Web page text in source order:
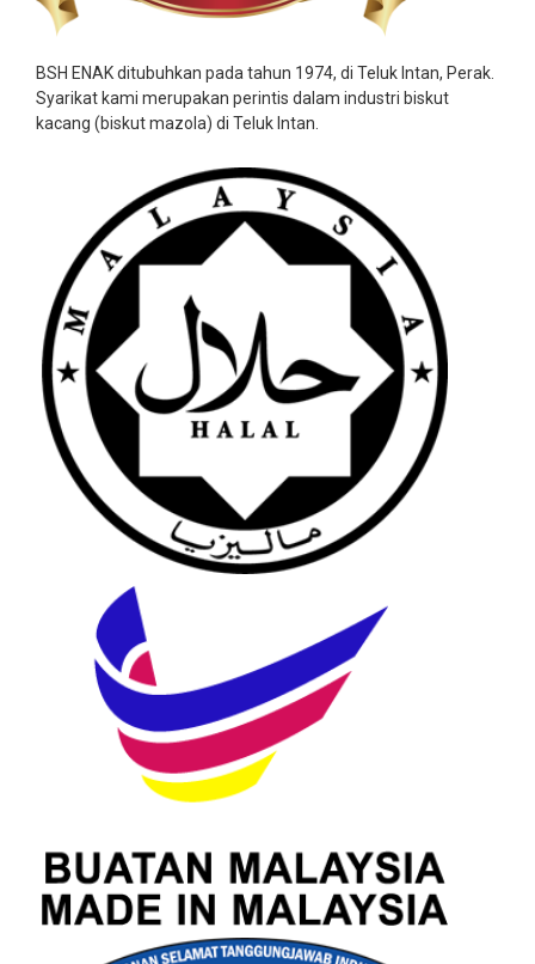
BSH ENAK ditubuhkan pada tahun 1974, di Teluk Intan, Perak.
Syarikat kami merupakan perintis dalam industri biskut
kacang (biskut mazola) di Teluk Intan.